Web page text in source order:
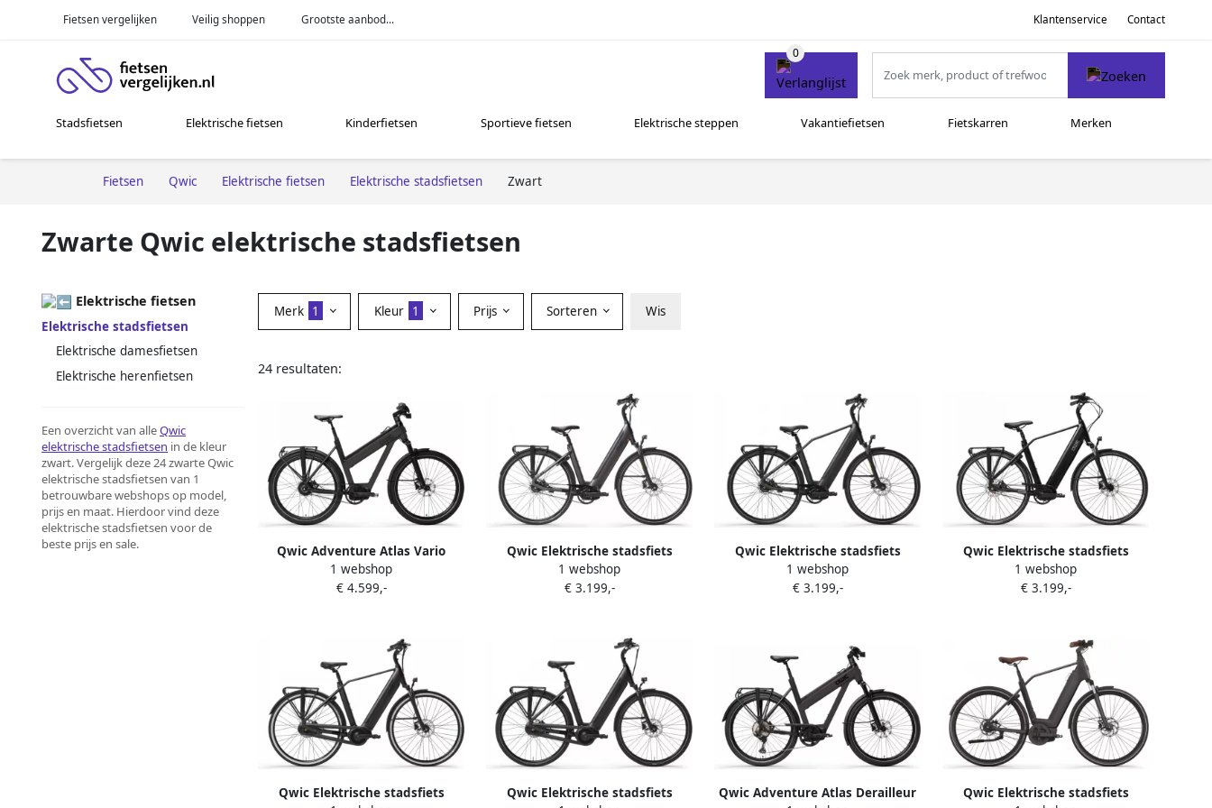
Fietsen vergelijken Veilig shoppen Grootste aanbod... Klantenservice Contact
Stadsfietsen Elektrische fietsen Kinderfietsen Sportieve fietsen Elektrische steppen Vakantiefietsen Fietskarren Merken
Fietsen Qwic Elektrische fietsen Elektrische stadsfietsen Zwart
Zwarte Qwic elektrische stadsfietsen
Elektrische fietsen
Elektrische stadsfietsen
Elektrische damesfietsen
Elektrische herenfietsen
Een overzicht van alleQwic
elektrische stadsfietsen in de kleur
zwart. Vergelijk deze 24 zwarte Qwic
elektrische stadsfietsen van 1
betrouwbare webshops op model,
prijs en maat. Hierdoor vind deze
elektrische stadsfietsen voor de
beste prijs en sale.
Merk 1 Kleur 1 Prijs Sorteren Wis
24 resultaten:
Qwic Adventure Atlas Vario
Elektrische herenfiets 522Wh 27
5 inch Zwart
1 webshop
€ 4.599,-
Qwic Elektrische stadsfiets
Premium i-MN7+ Belt Dames
framemaat XL... Zwart
1 webshop
€ 3.199,-
Qwic Elektrische stadsfiets
Premium i-MN7+ Belt framemaat
XL... Zwart
1 webshop
€ 3.199,-
Qwic Elektrische stadsfiets
Premium i-MN7+ Belt framemaat
XL... Mat zwart
1 webshop
€ 3.199,-
Qwic Elektrische stadsfiets
Qwic Elektrische stadsfiets
Qwic Adventure Atlas Derailleur
Qwic Elektrische stadsfiets